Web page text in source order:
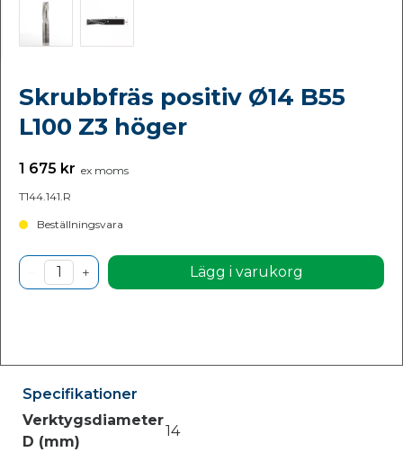
Skrubbfräs positiv Ø14 B55
L100 Z3 höger
1 675 kr ex moms
T144.141.R
Beställningsvara
Lägg i varukorg
Specifikationer
Verktygsdiameter
D (mm)
14